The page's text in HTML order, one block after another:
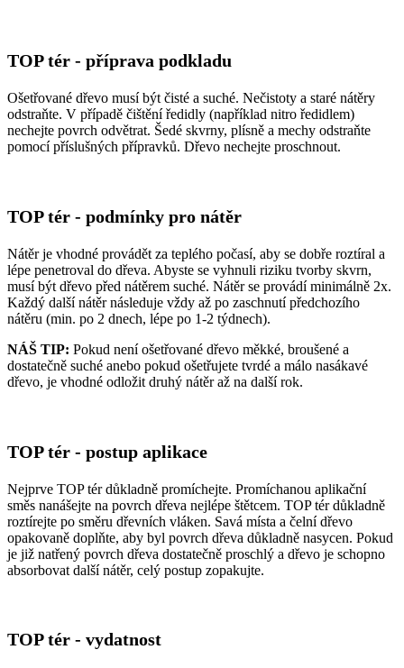
TOP tér - příprava podkladu
Ošetřované dřevo musí být čisté a suché. Nečistoty a staré nátěry
odstraňte. V případě čištění ředidly (například nitro ředidlem)
nechejte povrch odvětrat. Šedé skvrny, plísně a mechy odstraňte
pomocí příslušných přípravků. Dřevo nechejte proschnout.
TOP tér - podmínky pro nátěr
Nátěr je vhodné provádět za teplého počasí, aby se dobře roztíral a
lépe penetroval do dřeva. Abyste se vyhnuli riziku tvorby skvrn,
musí být dřevo před nátěrem suché. Nátěr se provádí minimálně 2x.
Každý další nátěr následuje vždy až po zaschnutí předchozího
nátěru (min. po 2 dnech, lépe po 1-2 týdnech).
NÁŠ TIP: Pokud není ošetřované dřevo měkké, broušené a
dostatečně suché anebo pokud ošetřujete tvrdé a málo nasákavé
dřevo, je vhodné odložit druhý nátěr až na další rok.
TOP tér - postup aplikace
Nejprve TOP tér důkladně promíchejte. Promíchanou aplikační
směs nanášejte na povrch dřeva nejlépe štětcem. TOP tér důkladně
roztírejte po směru dřevních vláken. Savá místa a čelní dřevo
opakovaně doplňte, aby byl povrch dřeva důkladně nasycen. Pokud
je již natřený povrch dřeva dostatečně proschlý a dřevo je schopno
absorbovat další nátěr, celý postup zopakujte.
TOP tér - vydatnost